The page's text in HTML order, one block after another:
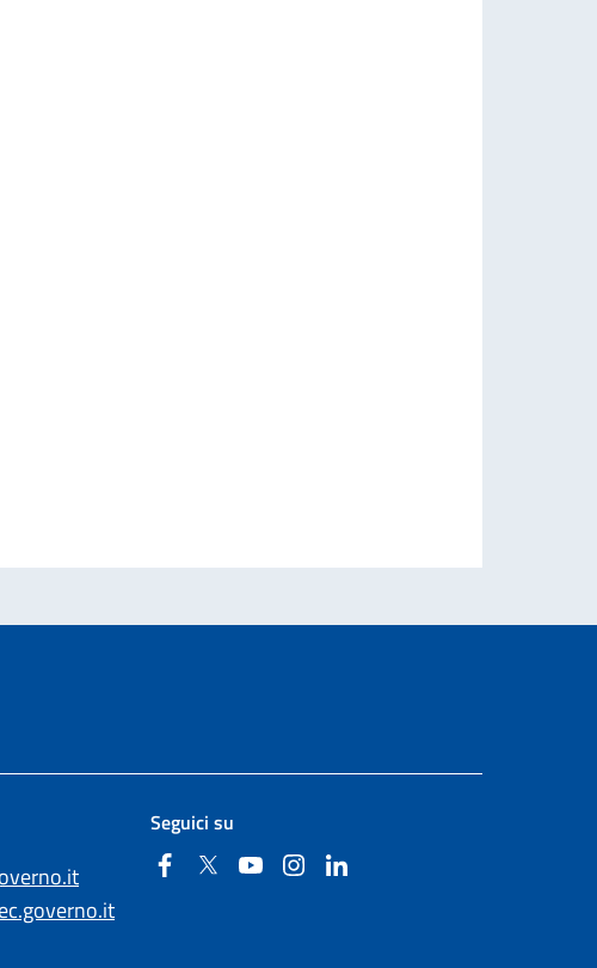
Seguici su
FacebookTwitterYouTubeInstagram